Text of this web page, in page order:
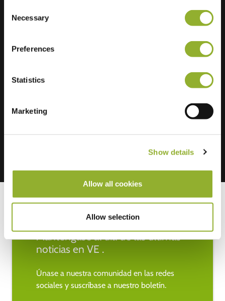
Selection
Necessary
Preferences
Statistics
Marketing
Show details
Allow all cookies
Allow selection
Manténgase al día de las últimas
noticias en VE .
Únase a nuestra comunidad en las redes
sociales y suscríbase a nuestro boletín.